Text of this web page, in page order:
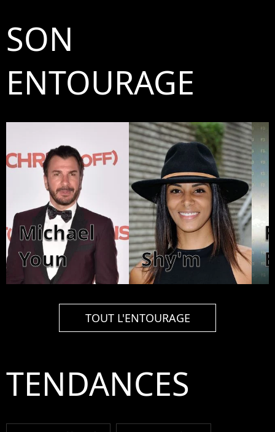
du bébé.
SON
ENTOURAGE
Michael
Youn
Shy'm
TOUT L'ENTOURAGE
TENDANCES